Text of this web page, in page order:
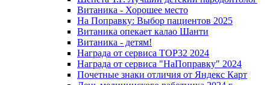
Витаника - Хорошее место
На Поправку: Выбор пациентов 2025
Витаника опекает калао Шанти
Витаника - детям!
Награда от сервиса TOP32 2024
Награда от сервиса "НаПоправку" 2024
Почетные знаки отличия от Яндекс Карт